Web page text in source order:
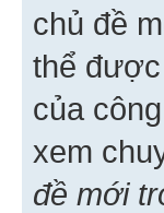
chủ đề
thể
của
xem
đề mới